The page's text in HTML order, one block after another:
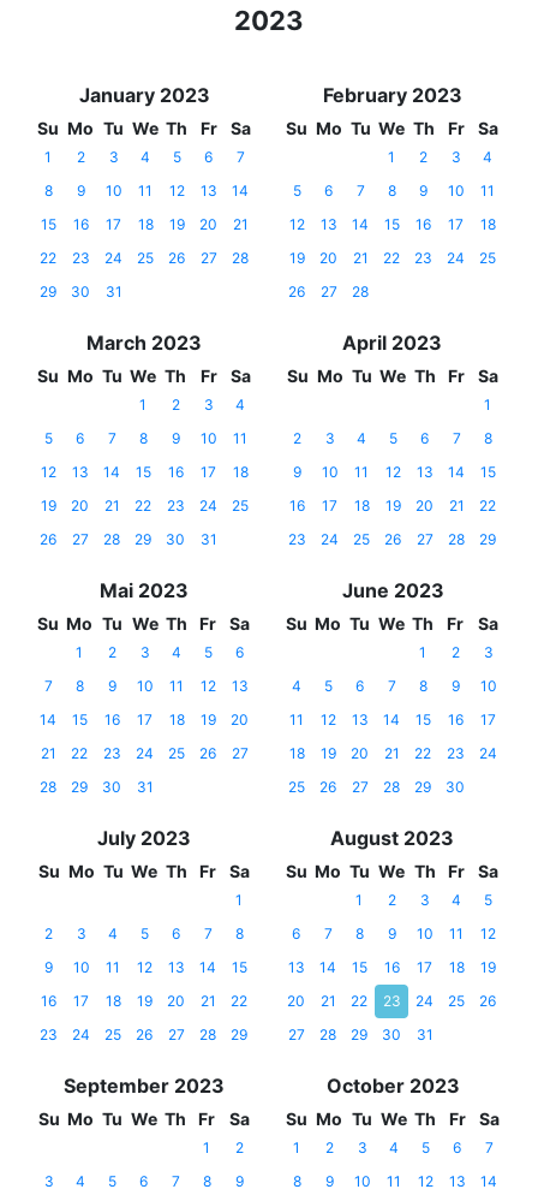
2023
January 2023
Su Mo Tu We Th Fr Sa
1 2 3 4 5 6
7
8
9 10 11 12 13
14
15
16 17 18 19 20
21
22
23 24 25 26 27
28
29
30 31
February 2023
Su Mo Tu We Th Fr Sa
1 2 3
4
5
6 7 8 9 10
11
12
13 14 15 16 17
18
19
20 21 22 23 24
25
26
27 28
March 2023
Su Mo Tu We Th Fr Sa
1 2 3
4
5
6 7 8 9 10
11
12
13 14 15 16 17
18
19
20 21 22 23 24
25
26
27 28 29 30 31
April 2023
Su Mo Tu We Th Fr Sa
1
2
3 4 5 6 7
8
9
10 11 12 13 14
15
16
17 18 19 20 21
22
23
24 25 26 27 28 29
Mai 2023
Su Mo Tu We Th Fr Sa
1 2 3 4 5
6
7
8 9 10 11 12
13
14
15 16 17 18 19
20
21
22 23 24 25 26
27
28
29 30 31
June 2023
Su Mo Tu We Th Fr Sa
1 2
3
4
5 6 7 8 9
10
11
12 13 14 15 16
17
18
19 20 21 22 23
24
25
26 27 28 29 30
July 2023
Su Mo Tu We Th Fr Sa
1
2
3 4 5 6 7
8
9
10 11 12 13 14
15
16
17 18 19 20 21
22
23
24 25 26 27 28 29
August 2023
Su Mo Tu We Th Fr Sa
1 2 3 4
5
6
7 8 9 10 11
12
13
14 15 16 17 18
19
20
21 22 23 24 25
26
27
28 29 30 31
September 2023
Su Mo Tu We Th Fr Sa
1
2
3
4 5 6 7 8 9
October 2023
Su Mo Tu We Th Fr Sa
1 2 3 4 5 6
7
8
9 10 11 12 13 14